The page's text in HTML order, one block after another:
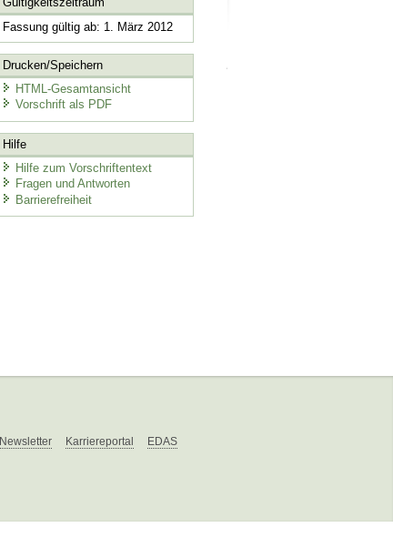
Fassung gültig ab: 1. März 2012
Drucken/Speichern
HTML-Gesamtansicht
Vorschrift als PDF
Hilfe
Hilfe zum Vorschriftentext
Fragen und Antworten
Barrierefreiheit
Newsletter Karriereportal EDAS